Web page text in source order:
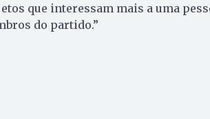
que interessam mais a uma
do partido.”